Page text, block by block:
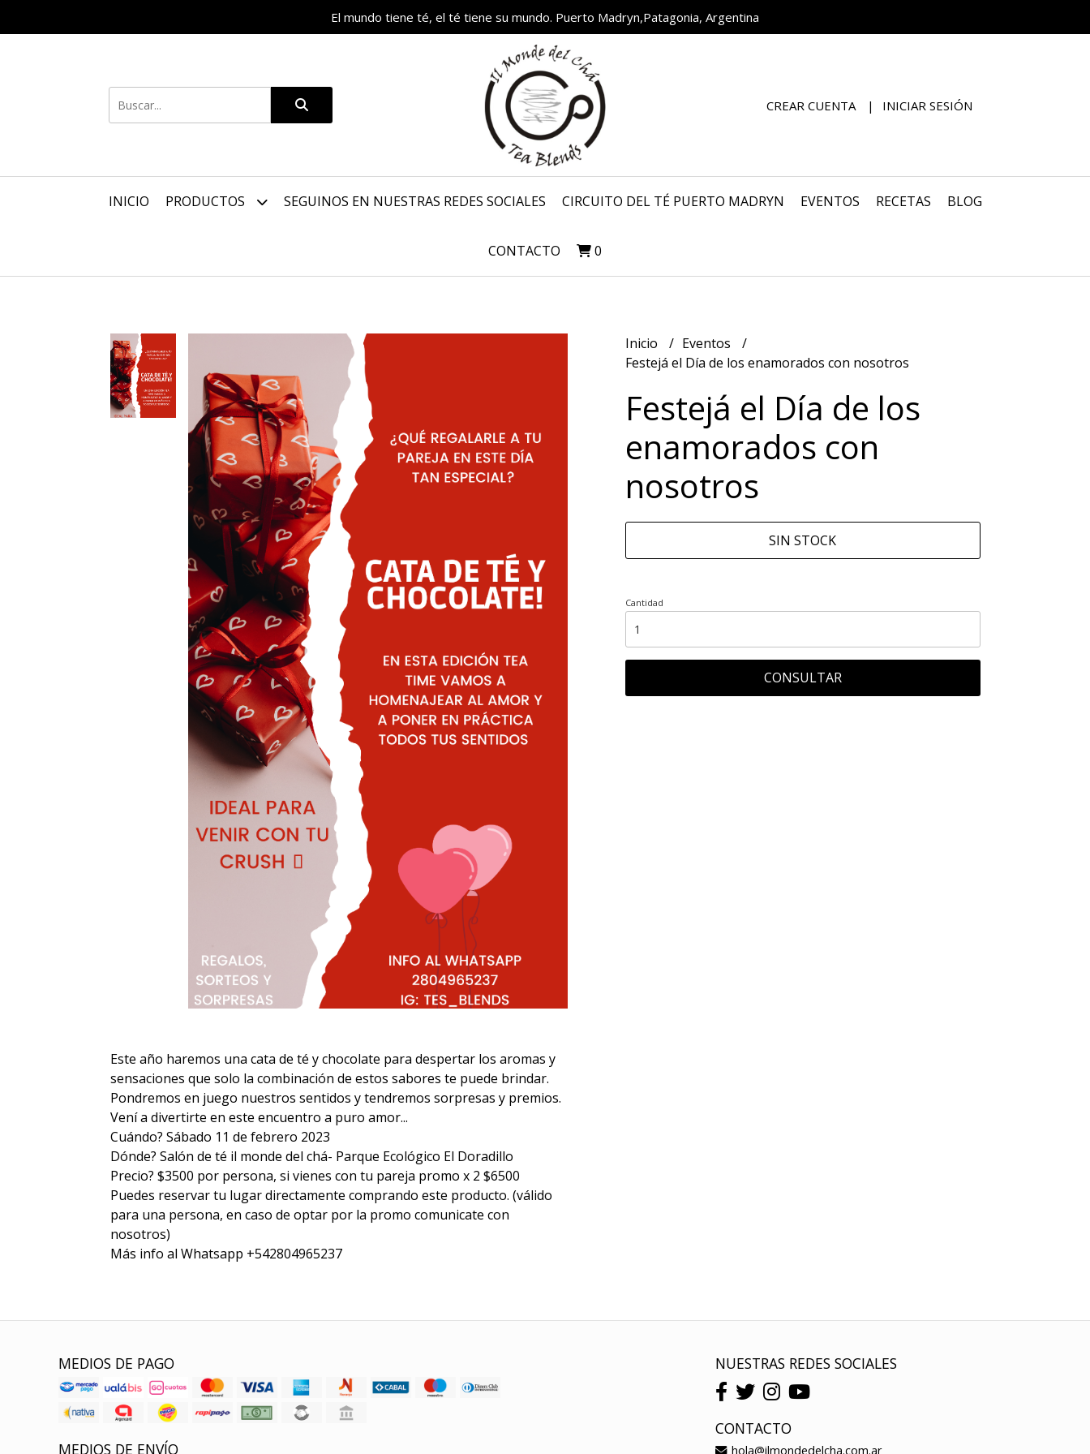
El mundo tiene té, el té tiene su mundo. Puerto Madryn,Patagonia, Argentina
CREAR CUENTA INICIAR SESIÓN
INICIO PRODUCTOS SEGUINOS EN NUESTRAS REDES SOCIALES CIRCUITO DEL TÉ PUERTO MADRYN EVENTOS RECETAS BLOG
CONTACTO 0
Este año haremos una cata de té y chocolate para despertar los aromas y
sensaciones que solo la combinación de estos sabores te puede brindar.
Pondremos en juego nuestros sentidos y tendremos sorpresas y premios.
Vení a divertirte en este encuentro a puro amor...
Cuándo? Sábado 11 de febrero 2023
Dónde? Salón de té il monde del chá- Parque Ecológico El Doradillo
Precio? $3500 por persona, si vienes con tu pareja promo x 2 $6500
Puedes reservar tu lugar directamente comprando este producto. (válido
para una persona, en caso de optar por la promo comunicate con
nosotros)
Más info al Whatsapp +542804965237
Inicio
Eventos
Festejá el Día de los enamorados con nosotros
Festejá el Día de los
enamorados con
nosotros
SIN STOCK
Cantidad
CONSULTAR
MEDIOS DE PAGO
MEDIOS DE ENVÍO
NUESTRAS REDES SOCIALES
CONTACTO
hola@ilmondedelcha.com.ar